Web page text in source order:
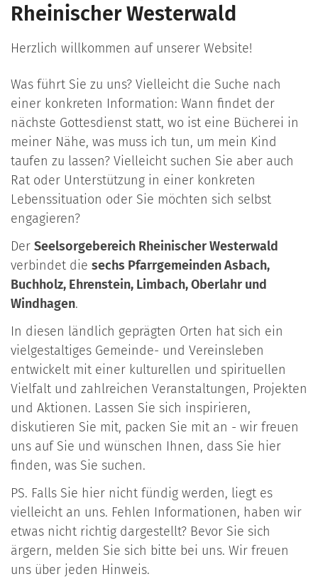
Rheinischer Westerwald
Herzlich willkommen auf unserer Website!
Was führt Sie zu uns? Vielleicht die Suche nach
einer konkreten Information: Wann findet der
nächste Gottesdienst statt, wo ist eine Bücherei in
meiner Nähe, was muss ich tun, um mein Kind
taufen zu lassen? Vielleicht suchen Sie aber auch
Rat oder Unterstützung in einer konkreten
Lebenssituation oder Sie möchten sich selbst
engagieren?
Der Seelsorgebereich Rheinischer Westerwald
verbindet die sechs Pfarrgemeinden Asbach,
Buchholz, Ehrenstein, Limbach, Oberlahr und
Windhagen.
In diesen ländlich geprägten Orten hat sich ein
vielgestaltiges Gemeinde- und Vereinsleben
entwickelt mit einer kulturellen und spirituellen
Vielfalt und zahlreichen Veranstaltungen, Projekten
und Aktionen. Lassen Sie sich inspirieren,
diskutieren Sie mit, packen Sie mit an - wir freuen
uns auf Sie und wünschen Ihnen, dass Sie hier
finden, was Sie suchen.
PS. Falls Sie hier nicht fündig werden, liegt es
vielleicht an uns. Fehlen Informationen, haben wir
etwas nicht richtig dargestellt? Bevor Sie sich
ärgern, melden Sie sich bitte bei uns. Wir freuen
uns über jeden Hinweis.